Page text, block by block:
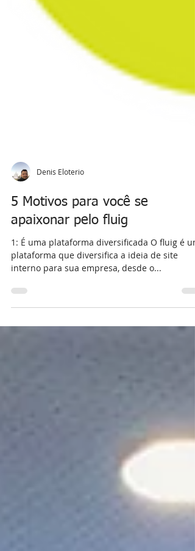
Denis Eloterio
5 Motivos para você se
apaixonar pelo fluig
1: É uma plataforma diversificada O fluig é
interno para sua empresa, desde o...